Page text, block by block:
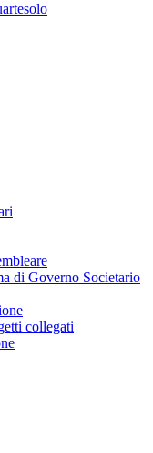
di Governo Societario
collegati